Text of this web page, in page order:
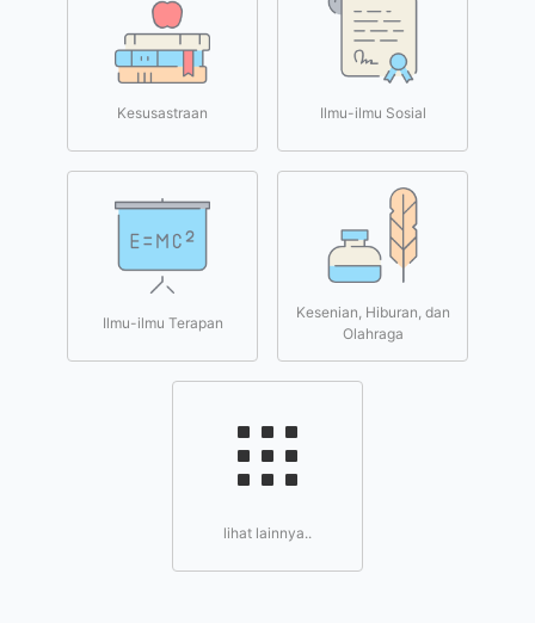
Kesusastraan Ilmu-ilmu Sosial
Ilmu-ilmu Terapan
Kesenian, Hiburan, dan
Olahraga
lihat lainnya..